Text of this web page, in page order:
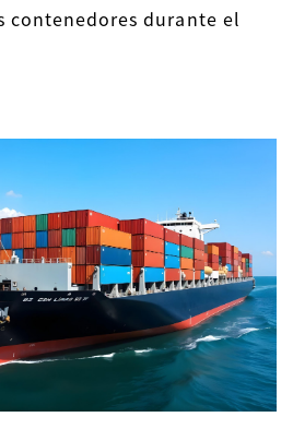
contenedores durante el